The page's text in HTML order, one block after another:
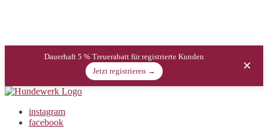
Dauerhaft 5 % Treuerabatt für registrierte Kunden
Jetzt registrieren →
×
instagram
facebook